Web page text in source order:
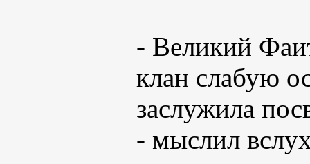
- Великий
клан слабую
заслужила
- мыслил